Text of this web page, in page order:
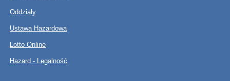
Oddziały
Ustawa Hazardowa
Lotto Online
Hazard - Legalność